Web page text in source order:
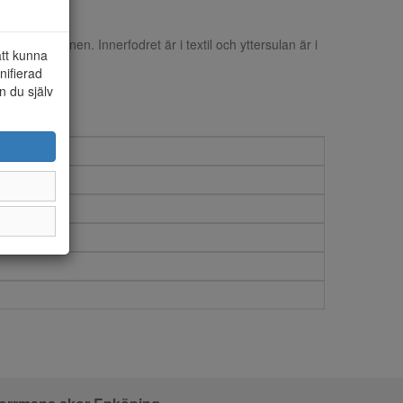
Innerfodret är i textil och yttersulan är i
kunna
du själv